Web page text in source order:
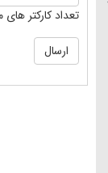
تعداد کارکتر های